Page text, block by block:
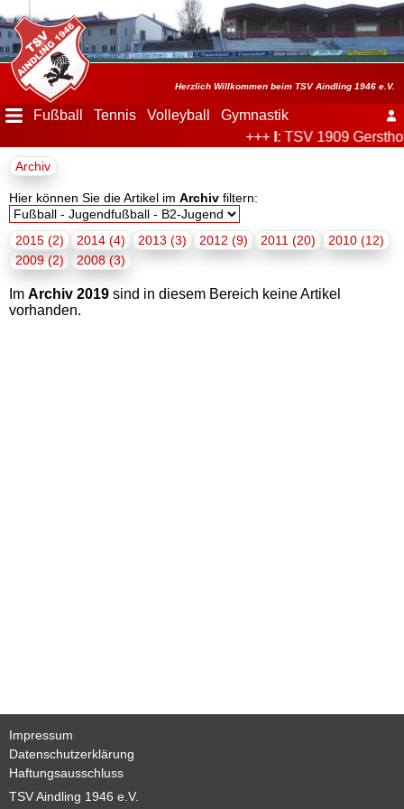
Herzlich Willkommen beim TSV Aindling 1946 e.V.
Fußball Tennis Volleyball
Gymnastik
+++I : TSV 1909
ausblenden
Startseite
Der
Verein
Fußball
Tennis
Volleyball
Wegbeschreibung
Archiv
Archiv
Hier können Sie die Artikel im Archiv filtern:
2015 (2) 2014 (4) 2013 (3) 2012 (9) 2011 (20)
2010 (12)
2009 (2)
2008 (3)
Im Archiv 2019 sind in diesem Bereich keine Artikel
vorhanden.
Impressum
Datenschutzerklärung
Haftungsausschluss
TSV Aindling 1946 e.V.